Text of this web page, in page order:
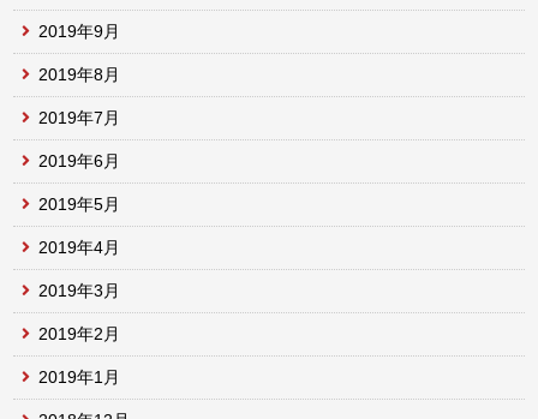
2019年9月
2019年8月
2019年7月
2019年6月
2019年5月
2019年4月
2019年3月
2019年2月
2019年1月